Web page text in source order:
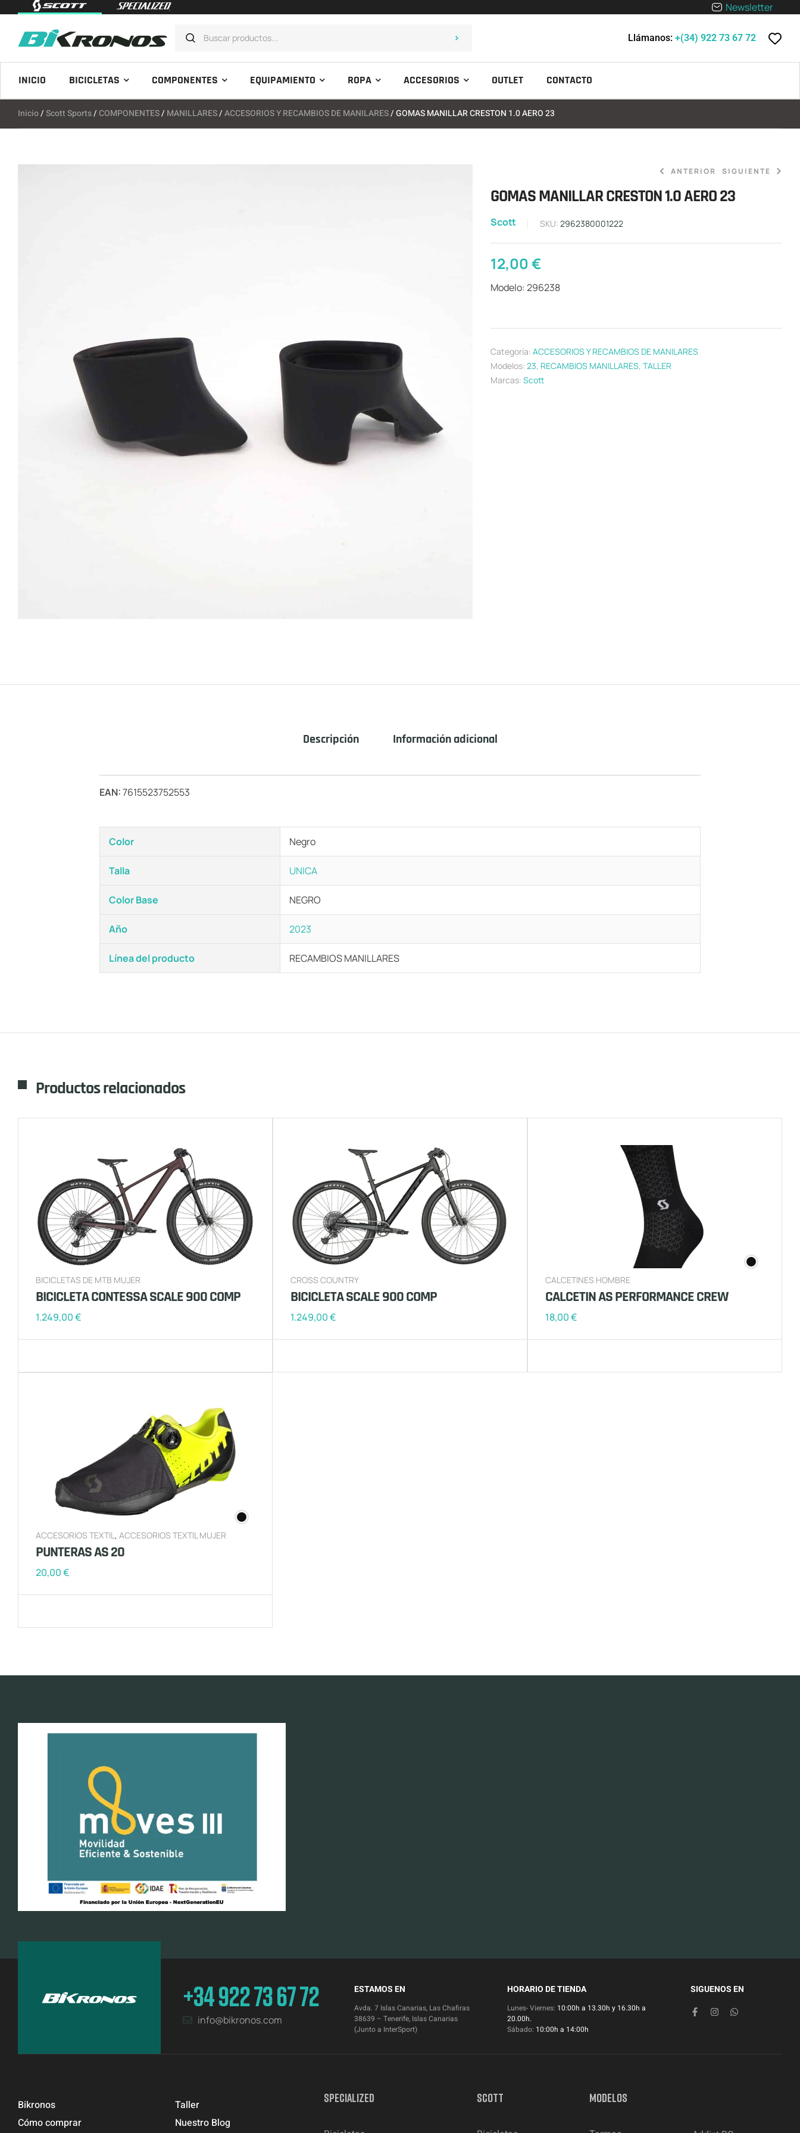
Newsletter
Llámanos: +(34) 922 73 67 72
INICIO BICICLETAS COMPONENTES EQUIPAMIENTO ROPA ACCESORIOS OUTLET CONTACTO
Inicio/Scott Sports/ COMPONENTES/ MANILLARES/ACCESORIOS Y RECAMBIOS DE MANILARES/ GOMAS MANILLAR CRESTON 1.0 AERO 23
ANTERIOR SIGUIENTE
GOMAS MANILLAR CRESTON 1.0 AERO 23
Scott SKU: 2962380001222
12,00€
Modelo: 296238
Categoría: ACCESORIOS Y RECAMBIOS DE MANILARES
Modelos: 23, RECAMBIOS MANILLARES, TALLER
Marcas: Scott
Descripción Información adicional
EAN:7615523752553
Color Negro
Talla UNICA
Color Base NEGRO
Año 2023
Línea del producto RECAMBIOS MANILLARES
Productos relacionados
BICICLETAS DE MTB MUJER
BICICLETA CONTESSA SCALE 900 COMP
1.249,00€
CROSS COUNTRY
BICICLETA SCALE 900 COMP
1.249,00€
CALCETINES HOMBRE
CALCETIN AS PERFORMANCE CREW
18,00€
ACCESORIOS TEXTIL , ACCESORIOS TEXTIL MUJER
PUNTERAS AS 20
20,00€
+34 922 73 67 72
info@bikronos.com
ESTAMOS EN
Avda. 7 Islas Canarias, Las Chafiras
38639 – Tenerife, Islas Canarias
(Junto a InterSport)
HORARIO DE TIENDA
Lunes- Viernes: 10:00h a 13.30h y 16.30h a
20.00h.
Sábado: 10:00h a 14:00h
SIGUENOS EN
Bikronos
Cómo comprar
Taller
Nuestro Blog
SPECIALIZED SCOTT MODELOS